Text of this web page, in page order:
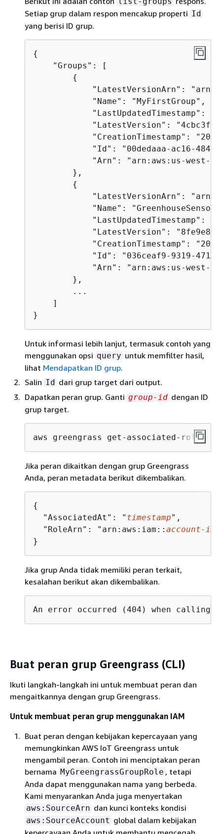
Setiap grup dalam respon mencakup properti Id
yang berisi ID grup.
{
    "Groups": [
{
"LatestVersionArn":
            "Name": "MyFirstGroup",
"LastUpdatedTimestamp":
"LatestVersion":
"CreationTimestamp":
"Id": "00dedaaa-ac16-
"Arn": "arn:aws:us-west-
        },
{
"LatestVersionArn":
"Name":
"LastUpdatedTimestamp":
"LatestVersion":
"CreationTimestamp":
"Id": "036ceaf9-9319-
"Arn": "arn:aws:us-west-
        },
        ...
    ]
}
Untuk informasi lebih lanjut, termasuk contoh yang
menggunakan opsi query untuk memfilter hasil,
lihat Mendapatkan ID grup.
Salin Id dari grup target dari output.
Dapatkan peran grup. Ganti group-id dengan ID
grup target.
aws greengrass get-associated-role
Jika peran dikaitkan dengan grup Greengrass
Anda, peran metadata berikut dikembalikan.
{
  "AssociatedAt": "
timestamp",
  "RoleArn": "arn:aws:iam::
account-id
}
Jika grup Anda tidak memiliki peran terkait,
kesalahan berikut akan dikembalikan.
An error occurred (404) when calling
Buat peran grup Greengrass (CLI)
Ikuti langkah-langkah ini untuk membuat peran dan
mengaitkannya dengan grup Greengrass.
Untuk membuat peran grup menggunakan IAM
Buat peran dengan kebijakan kepercayaan yang
memungkinkan AWS IoT Greengrass untuk
mengambil peran. Contoh ini menciptakan peran
bernama MyGreengrassGroupRole , tetapi
Anda dapat menggunakan nama yang berbeda.
Kami menyarankan Anda juga menyertakan
aws:SourceArn dan kunci konteks kondisi
aws:SourceAccount global dalam kebijakan